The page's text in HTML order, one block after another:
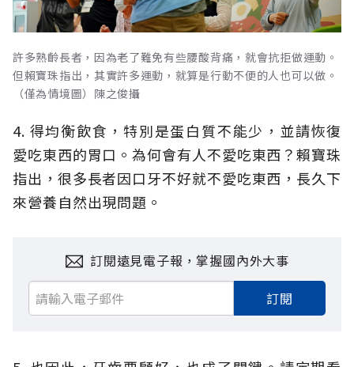
許多熟齡長者，因為老了難免有些腰酸背痛，就會抗拒做運動。
但賴寶珠指出，其實許多運動，就算是行動不便的人也可以做。
（僅為情境圖）陳之俊攝
4. 得均衡飲食，特別是蛋白質不能少，並請恢復
愛吃東西的胃口。為何會有人不愛吃東西？賴寶珠
指出，很多長者因口牙不好就不愛吃東西，長久下
來營養自然出現問題。
訂閱遠見電子報，掌握國內外大事
訂閱